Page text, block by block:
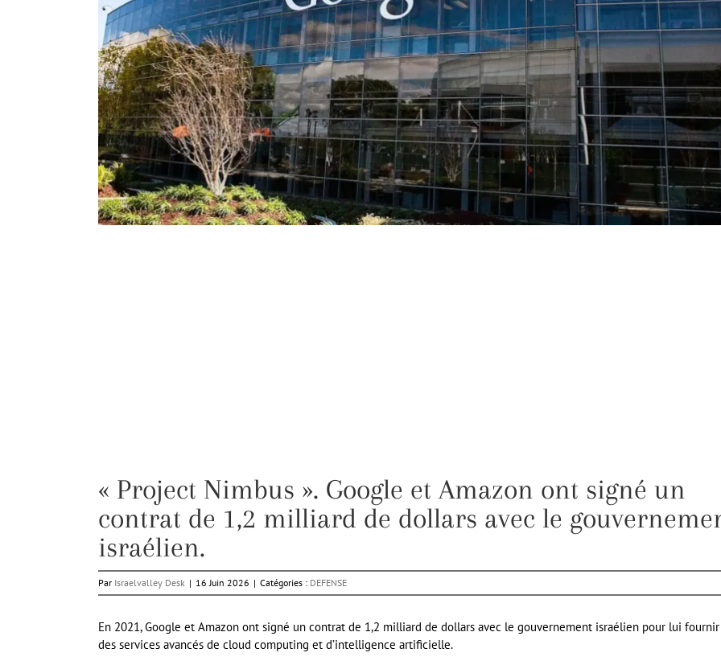
« Project Nimbus ». Google et Amazon ont signé un
contrat de 1,2 milliard de dollars avec le
israélien.
Par Israelvalley Desk | 16 Juin 2026 | Catégories : DEFENSE
En 2021, Google et Amazon ont signé un contrat de 1,2 milliard de dollars avec le gouvernement israélien pour lui fournir
des services avancés de cloud computing et d’intelligence artificielle.